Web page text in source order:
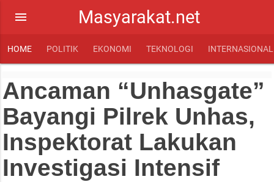
Masyarakat.net
menu
HOME POLITIK EKONOMI TEKNOLOGI INTERNASIONAL
Ancaman “Unhasgate”
Bayangi Pilrek Unhas,
Inspektorat Lakukan
Investigasi Intensif